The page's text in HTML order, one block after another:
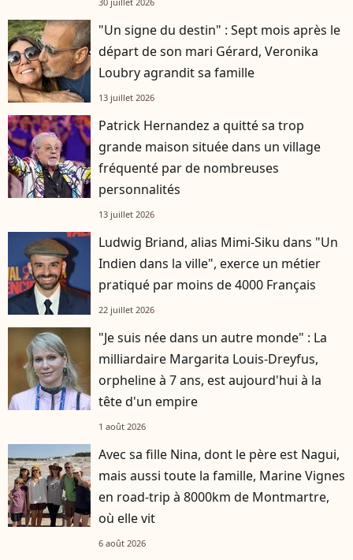
"Un signe du destin" : Sept mois après le
départ de son mari Gérard, Veronika
Loubry agrandit sa famille
13 juillet 2026
Patrick Hernandez a quitté sa trop
grande maison située dans un village
fréquenté par de nombreuses
personnalités
13 juillet 2026
Ludwig Briand, alias Mimi-Siku dans "Un
Indien dans la ville", exerce un métier
pratiqué par moins de 4000 Français
22 juillet 2026
"Je suis née dans un autre monde" : La
milliardaire Margarita Louis-Dreyfus,
orpheline à 7 ans, est aujourd'hui à la
tête d'un empire
1 août 2026
Avec sa fille Nina, dont le père est Nagui,
mais aussi toute la famille, Marine Vignes
en road-trip à 8000km de Montmartre,
où elle vit
6 août 2026